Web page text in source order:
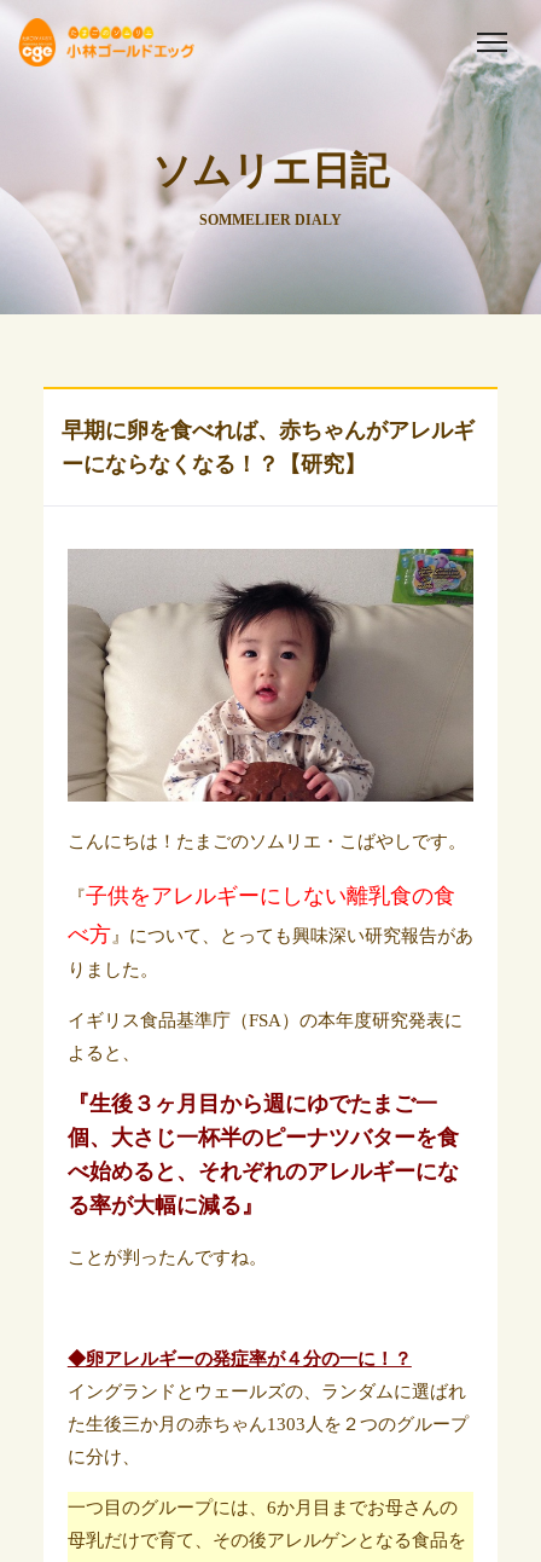
ソムリエ日記
SOMMELIER DIALY
早期に卵を食べれば、赤ちゃんがアレルギ
ーにならなくなる！？【研究】
こんにちは！たまごのソムリエ・こばやしです。
『子供をアレルギーにしない離乳食の食
べ方』について、とっても興味深い研究報告があ
りました。
イギリス食品基準庁（FSA）の本年度研究発表に
よると、
『生後３ヶ月目から週にゆでたまご一
個、大さじ一杯半のピーナツバターを食
べ始めると、それぞれのアレルギーにな
る率が大幅に減る』
ことが判ったんですね。
◆卵アレルギーの発症率が４分の一に！？
イングランドとウェールズの、ランダムに選ばれ
た生後三か月の赤ちゃん1303人を２つのグループ
に分け、
一つ目のグループには、6か月目までお母さんの
母乳だけで育て、その後アレルゲンとなる食品を